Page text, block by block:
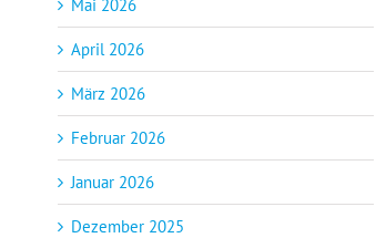
Mai 2026
April 2026
März 2026
Februar 2026
Januar 2026
Dezember 2025